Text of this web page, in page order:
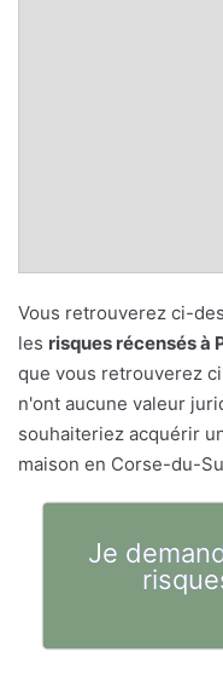
Vous retrouverez ci-
les risques récensés à
que vous retrouverez
n'ont aucune valeur
souhaiteriez acquérir
maison en Corse-du-
Je